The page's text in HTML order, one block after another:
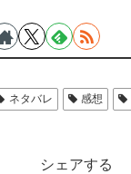
ネタバレ 感想
シェアする